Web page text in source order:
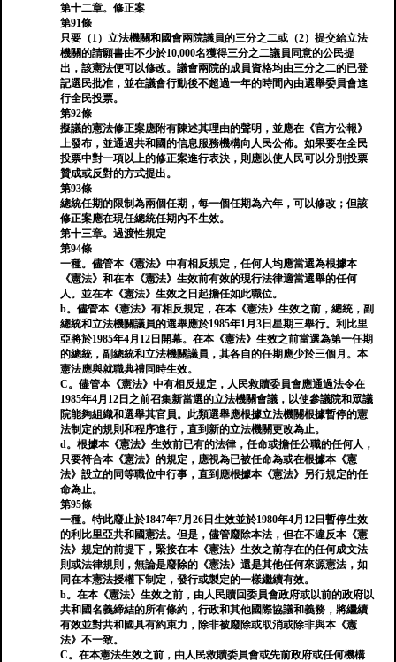
第十二章。修正案
第91條
只要（1）立法機關和國會兩院議員的三分之二或（2）提交給立法
機關的請願書由不少於10,000名獲得三分之二議員同意的公民提
出，該憲法便可以修改。議會兩院的成員資格均由三分之二的已登
記選民批准，並在議會行動後不超過一年的時間內由選舉委員會進
行全民投票。
第92條
擬議的憲法修正案應附有陳述其理由的聲明，並應在《官方公報》
上發布，並通過共和國的信息服務機構向人民公佈。如果要在全民
投票中對一項以上的修正案進行表決，則應以使人民可以分別投票
贊成或反對的方式提出。
第93條
總統任期的限制為兩個任期，每一個任期為六年，可以修改；但該
修正案應在現任總統任期內不生效。
第十三章。過渡性規定
第94條
一種。儘管本《憲法》中有相反規定，任何人均應當選為根據本
《憲法》和在本《憲法》生效前有效的現行法律適當選舉的任何
人。並在本《憲法》生效之日起擔任如此職位。
b。儘管本《憲法》有相反規定，在本《憲法》生效之前，總統，副
總統和立法機關議員的選舉應於1985年1月3日星期三舉行。利比里
亞將於1985年4月12日開幕。在本《憲法》生效之前當選為第一任期
的總統，副總統和立法機關議員，其各自的任期應少於三個月。本
憲法應與就職典禮同時生效。
C。儘管本《憲法》中有相反規定，人民救贖委員會應通過法令在
1985年4月12日之前召集新當選的立法機關會議，以使參議院和眾議
院能夠組織和選舉其官員。此類選舉應根據立法機關根據暫停的憲
法制定的規則和程序進行，直到新的立法機關更改為止。
d。根據本《憲法》生效前已有的法律，任命或擔任公職的任何人，
只要符合本《憲法》的規定，應視為已被任命為或在根據本《憲
法》設立的同等職位中行事，直到應根據本《憲法》另行規定的任
命為止。
第95條
一種。特此廢止於1847年7月26日生效並於1980年4月12日暫停生效
的利比里亞共和國憲法。但是，儘管廢除本法，但在不違反本《憲
法》規定的前提下，緊接在本《憲法》生效之前存在的任何成文法
則或法律規則，無論是廢除的《憲法》還是其他任何來源憲法，如
同在本憲法授權下制定，發行或製定的一樣繼續有效。
b。在本《憲法》生效之前，由人民贖回委員會政府或以前的政府以
共和國名義締結的所有條約，行政和其他國際協議和義務，將繼續
有效並對共和國具有約束力，除非被廢除或取消或除非與本《憲
法》不一致。
C。在本憲法生效之前，由人民救贖委員會或先前政府或任何機構